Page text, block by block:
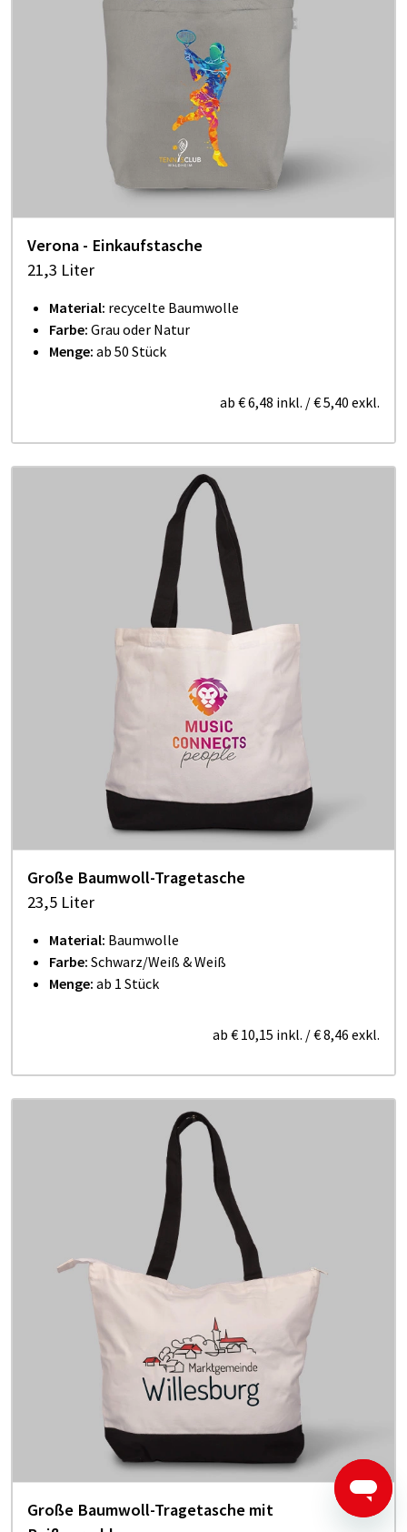
Verona - Einkaufstasche
21,3 Liter
Material: recycelte Baumwolle
Farbe: Grau oder Natur
Menge: ab 50 Stück
ab € 6,48 inkl. /€ 5,40 exkl.
Große Baumwoll-Tragetasche
23,5 Liter
Material: Baumwolle
Farbe: Schwarz/Weiß & Weiß
Menge: ab 1 Stück
ab € 10,15 inkl. /€ 8,46 exkl.
Große Baumwoll-Tragetasche mit